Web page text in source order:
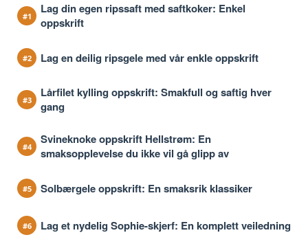
Lag din egen ripssaft med saftkoker: Enkel
oppskrift
Lag en deilig ripsgele med vår enkle oppskrift
Lårfilet kylling oppskrift: Smakfull og saftig hver
gang
Svineknoke oppskrift Hellstrøm: En
smaksopplevelse du ikke vil gå glipp av
Solbærgele oppskrift: En smaksrik klassiker
Lag et nydelig Sophie-skjerf: En komplett veiledning